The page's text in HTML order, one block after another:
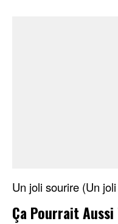
Un joli sourire (Un
Ça Pourrait